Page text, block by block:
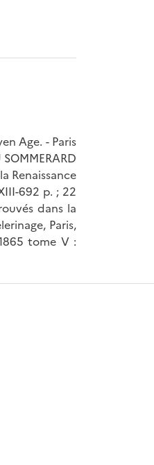
Age. - Paris
Renaissance
692 p. ; 22
dans la
Paris,
tome V :